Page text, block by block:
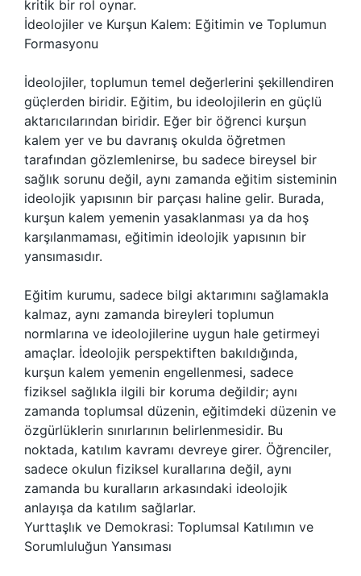
kritik bir rol oynar.
İdeolojiler ve Kurşun Kalem: Eğitimin ve Toplumun
Formasyonu
İdeolojiler, toplumun temel değerlerini şekillendiren
güçlerden biridir. Eğitim, bu ideolojilerin en güçlü
aktarıcılarından biridir. Eğer bir öğrenci kurşun
kalem yer ve bu davranış okulda öğretmen
tarafından gözlemlenirse, bu sadece bireysel bir
sağlık sorunu değil, aynı zamanda eğitim sisteminin
ideolojik yapısının bir parçası haline gelir. Burada,
kurşun kalem yemenin yasaklanması ya da hoş
karşılanmaması, eğitimin ideolojik yapısının bir
yansımasıdır.
Eğitim kurumu, sadece bilgi aktarımını sağlamakla
kalmaz, aynı zamanda bireyleri toplumun
normlarına ve ideolojilerine uygun hale getirmeyi
amaçlar. İdeolojik perspektiften bakıldığında,
kurşun kalem yemenin engellenmesi, sadece
fiziksel sağlıkla ilgili bir koruma değildir; aynı
zamanda toplumsal düzenin, eğitimdeki düzenin ve
özgürlüklerin sınırlarının belirlenmesidir. Bu
noktada, katılım kavramı devreye girer. Öğrenciler,
sadece okulun fiziksel kurallarına değil, aynı
zamanda bu kuralların arkasındaki ideolojik
anlayışa da katılım sağlarlar.
Yurttaşlık ve Demokrasi: Toplumsal Katılımın ve
Sorumluluğun Yansıması